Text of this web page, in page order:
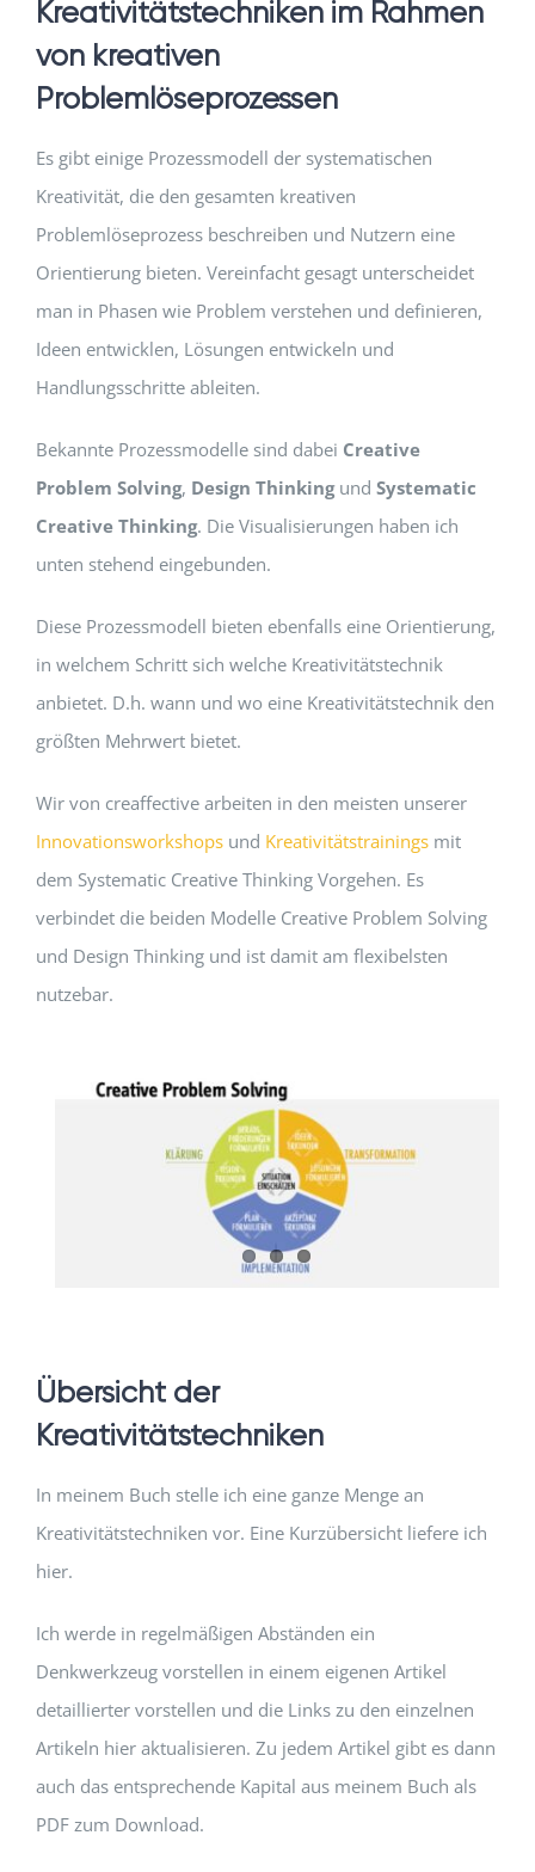
Kreativitätstechniken im Rahmen
von kreativen
Problemlöseprozessen
Es gibt einige Prozessmodell der systematischen
Kreativität, die den gesamten kreativen
Problemlöseprozess beschreiben und Nutzern eine
Orientierung bieten. Vereinfacht gesagt unterscheidet
man in Phasen wie Problem verstehen und definieren,
Ideen entwicklen, Lösungen entwickeln und
Handlungsschritte ableiten.
Bekannte Prozessmodelle sind dabei Creative
Problem Solving, Design Thinkingund Systematic
Creative Thinking. Die Visualisierungen haben ich
unten stehend eingebunden.
Diese Prozessmodell bieten ebenfalls eine Orientierung,
in welchem Schritt sich welche Kreativitätstechnik
anbietet. D.h. wann und wo eine Kreativitätstechnik den
größten Mehrwert bietet.
Wir von creaffective arbeiten in den meisten unserer
Innovationsworkshopsund Kreativitätstrainingsmit
dem Systematic Creative Thinking Vorgehen. Es
verbindet die beiden Modelle Creative Problem Solving
und Design Thinking und ist damit am flexibelsten
nutzebar.
Übersicht der
Kreativitätstechniken
In meinem Buch stelle ich eine ganze Menge an
Kreativitätstechniken vor. Eine Kurzübersicht liefere ich
hier.
Ich werde in regelmäßigen Abständen ein
Denkwerkzeug vorstellen in einem eigenen Artikel
detaillierter vorstellen und die Links zu den einzelnen
Artikeln hier aktualisieren. Zu jedem Artikel gibt es dann
auch das entsprechende Kapital aus meinem Buch als
PDF zum Download.